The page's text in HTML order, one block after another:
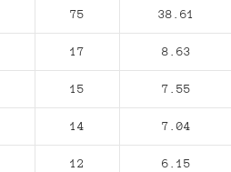
75 38.61
17 8.63
15 7.55
14 7.04
12 6.15